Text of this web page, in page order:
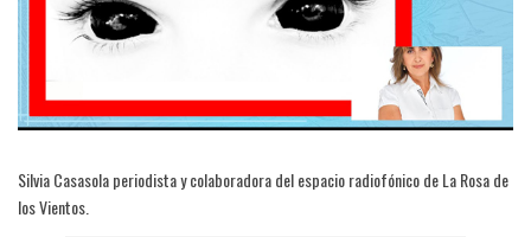
Silvia Casasola periodista y colaboradora del espacio radiofónico de La Rosa de
los Vientos.